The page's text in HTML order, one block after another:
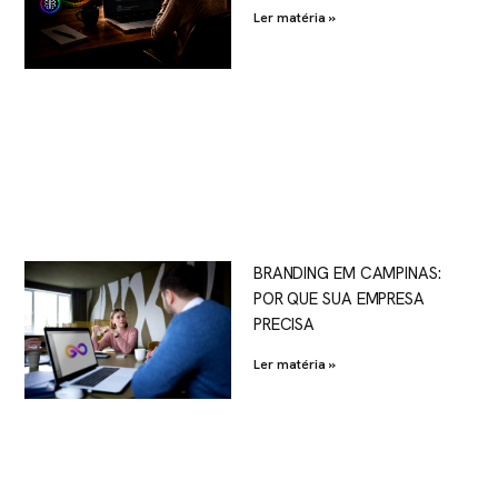
Ler matéria »
BRANDING EM CAMPINAS:
POR QUE SUA EMPRESA
PRECISA
Ler matéria »